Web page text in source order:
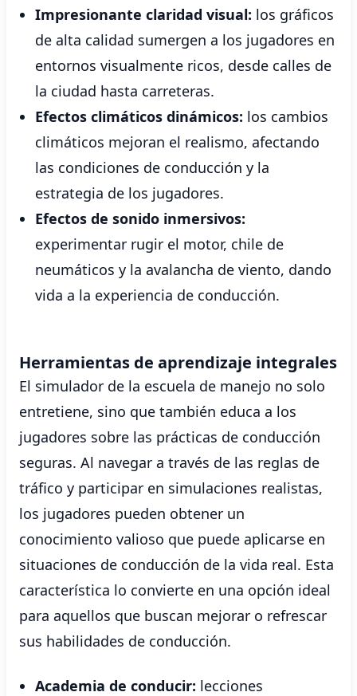
Impresionante claridad visual: los gráficos
de alta calidad sumergen a los jugadores en
entornos visualmente ricos, desde calles de
la ciudad hasta carreteras.
Efectos climáticos dinámicos: los cambios
climáticos mejoran el realismo, afectando
las condiciones de conducción y la
estrategia de los jugadores.
Efectos de sonido inmersivos:
experimentar rugir el motor, chile de
neumáticos y la avalancha de viento, dando
vida a la experiencia de conducción.
Herramientas de aprendizaje integrales
El simulador de la escuela de manejo no solo
entretiene, sino que también educa a los
jugadores sobre las prácticas de conducción
seguras. Al navegar a través de las reglas de
tráfico y participar en simulaciones realistas,
los jugadores pueden obtener un
conocimiento valioso que puede aplicarse en
situaciones de conducción de la vida real. Esta
característica lo convierte en una opción ideal
para aquellos que buscan mejorar o refrescar
sus habilidades de conducción.
Academia de conducir: lecciones